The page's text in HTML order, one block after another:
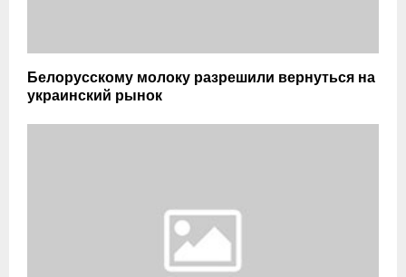
Белорусскому молоку разрешили вернуться на
украинский рынок